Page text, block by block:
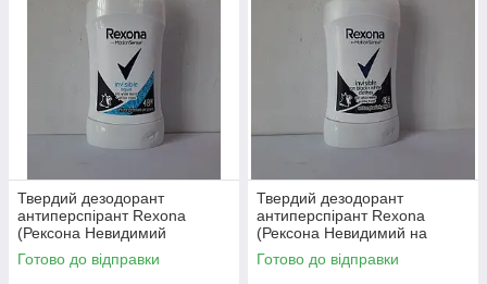
Твердий дезодорант
антиперспірант Rexona
(Рексона Невидимий
прозорий кристал) 40 мл.
Готово до відправки
Твердий дезодорант
антиперспірант Rexona
(Рексона Невидимий на
чорному та білому) 40 мл.
Готово до відправки